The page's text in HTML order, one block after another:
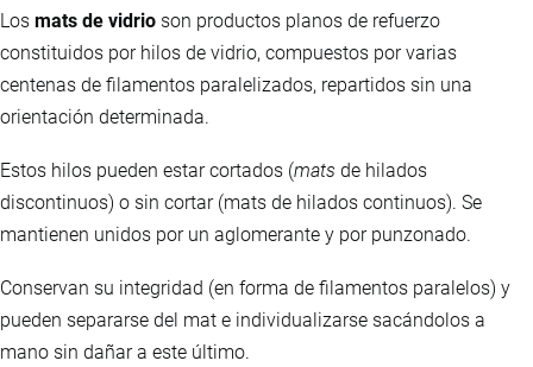
Los mats de vidrio son productos planos de refuerzo
constituidos por hilos de vidrio, compuestos por varias
centenas de filamentos paralelizados, repartidos sin una
orientación determinada.
Estos hilos pueden estar cortados (mats de hilados
discontinuos) o sin cortar (mats de hilados continuos). Se
mantienen unidos por un aglomerante y por punzonado.
Conservan su integridad (en forma de filamentos paralelos) y
pueden separarse del mat e individualizarse sacándolos a
mano sin dañar a este último.